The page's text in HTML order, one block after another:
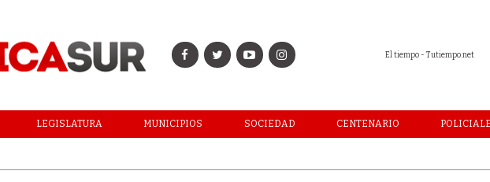
El tiempo - Tutiempo.net
LEGISLATURA MUNICIPIOS SOCIEDAD CENTENARIO